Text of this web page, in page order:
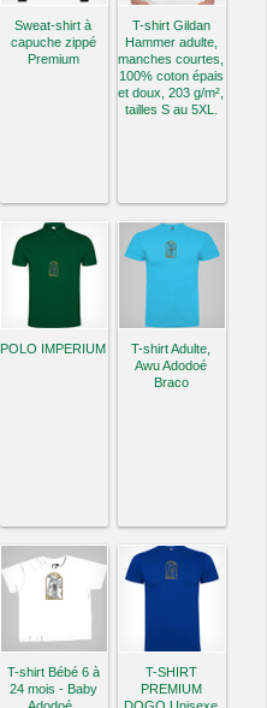
Sweat-shirt à
capuche zippé
Premium
T-shirt Gildan
Hammer adulte,
manches courtes,
100% coton épais
et doux, 203 g/m²,
tailles S au 5XL.
POLO IMPERIUM
T-shirt Adulte,
Awu Adodoé
Braco
T-shirt Bébé 6 à
24 mois - Baby
T-SHIRT
PREMIUM